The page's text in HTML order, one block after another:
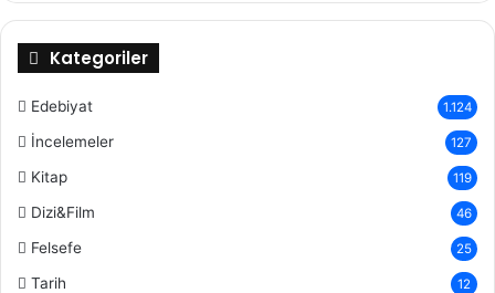
Kategoriler
Edebiyat 1.124
İncelemeler 127
Kitap 119
Dizi&Film 46
Felsefe 25
Tarih 12